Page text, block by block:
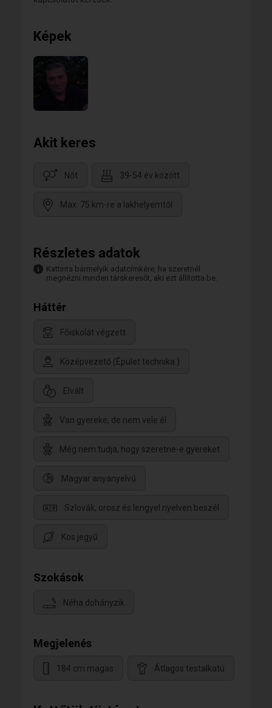
Képek
Akit keres
Nőt 39-54 év között
Max. 75 km-re a lakhelyemtől
Részletes adatok
Kattints bármelyik adatcímkére, ha szeretnél
megnézni minden társkeresőt, aki ezt állította be.
Háttér
Főiskolát végzett
Középvezető (Épület technika.)
Elvált
Van gyereke, de nem vele él
Még nem tudja, hogy szeretne-e gyereket
Magyar anyanyelvű
Szlovák, orosz és lengyel nyelven beszél
Kos jegyű
Szokások
Néha dohányzik
Megjelenés
184 cm magas Átlagos testalkatú